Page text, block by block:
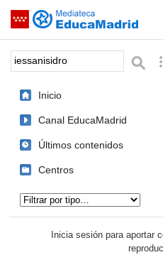
Saltar navegación
Palabra o frase:
Inicio
Canal EducaMadrid
Últimos contenidos
Centros
Inicia sesión para aportar